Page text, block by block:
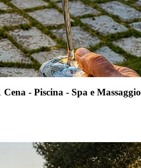
- Piscina - Spa e Massaggio